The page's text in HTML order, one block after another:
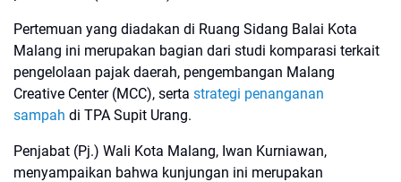
Pertemuan yang diadakan di Ruang Sidang Balai Kota
Malang ini merupakan bagian dari studi komparasi terkait
pengelolaan pajak daerah, pengembangan Malang
Creative Center (MCC), serta strategi penanganan
sampah di TPA Supit Urang.
Penjabat (Pj.) Wali Kota Malang, Iwan Kurniawan,
menyampaikan bahwa kunjungan ini merupakan